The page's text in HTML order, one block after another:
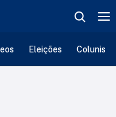
Eleições